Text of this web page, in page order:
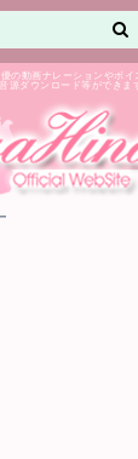
の動画ナレーションやボ
音源ダウンロード等ができま